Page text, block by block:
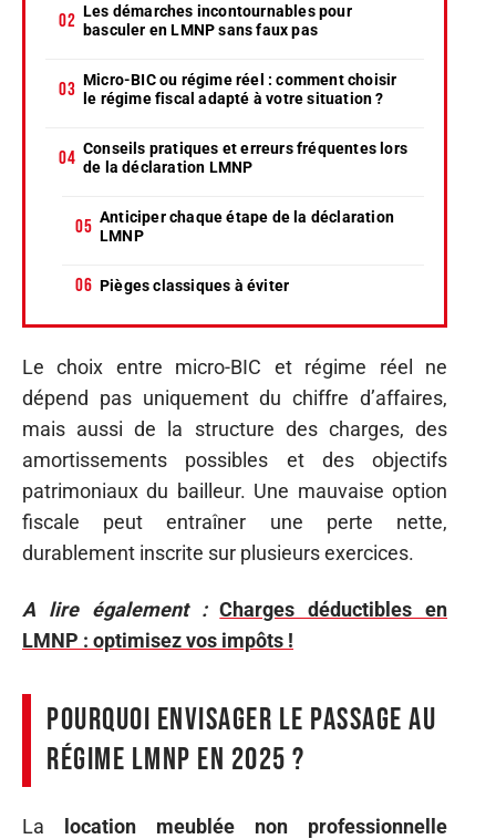
Les démarches incontournables pour
basculer en LMNP sans faux pas
Micro-BIC ou régime réel : comment choisir
le régime fiscal adapté à votre situation ?
Conseils pratiques et erreurs fréquentes lors
de la déclaration LMNP
Anticiper chaque étape de la déclaration
LMNP
Pièges classiques à éviter
Le choix entre micro-BIC et régime réel ne
dépend pas uniquement du chiffre d’affaires,
mais aussi de la structure des charges, des
amortissements possibles et des objectifs
patrimoniaux du bailleur. Une mauvaise option
fiscale peut entraîner une perte nette,
durablement inscrite sur plusieurs exercices.
A lire également : Charges déductibles en
LMNP : optimisez vos impôts !
Pourquoi envisager le passage au
régime LMNP en 2025 ?
La
location meublée non professionnelle